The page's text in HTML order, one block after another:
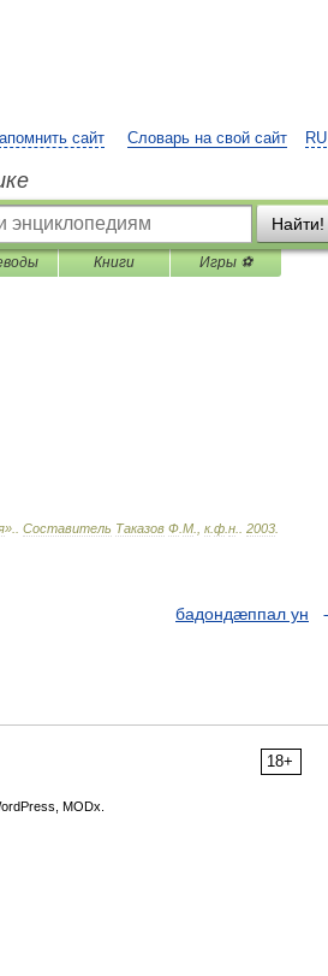
RU
сайт Словарь на свой сайт
Найти!
Книги Игры ⚽
». Составитель Таказов Ф М к.ф н 2003
бадондæппал ун
18+
MODx.